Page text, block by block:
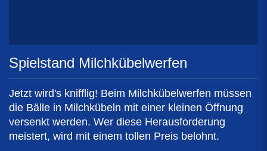
Spielstand Milchkübelwerfen
Jetzt wird's knifflig! Beim Milchkübelwerfen müssen
die Bälle in Milchkübeln mit einer kleinen Öffnung
versenkt werden. Wer diese Herausforderung
meistert, wird mit einem tollen Preis belohnt.